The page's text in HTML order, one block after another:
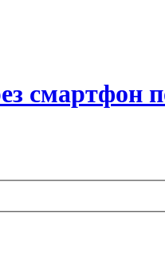
смартфон